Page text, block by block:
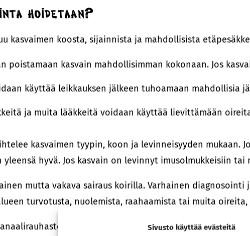
Sivusto käyttää evästeitä
hoidetaan?
kasvaimen koosta, sijainnista ja mahdollisista
poistamaan kasvain mahdollisimman kokonaan. Jos
käyttää leikkauksen jälkeen tuhoamaan mahdollisia
ja muita lääkkeitä voidaan käyttää lievittämään
kasvaimen tyypin, koon ja levinneisyyden mukaan.
yleensä hyvä. Jos kasvain on levinnyt imusolmukkeisiin
mutta vakava sairaus koirilla. Varhainen
turvotusta, nuolemista, raahaamista tai muita
poistoleikkaukset sekä myös